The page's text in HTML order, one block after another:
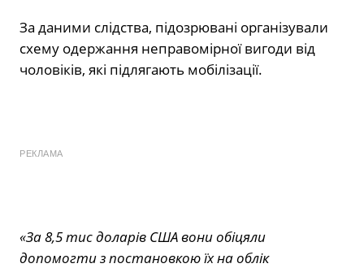
За даними слідства, підозрювані організували
схему одержання неправомірної вигоди від
чоловіків, які підлягають мобілізації.
РЕКЛАМА
«За 8,5 тис доларів США вони обіцяли
допомогти з постановкою їх на облік